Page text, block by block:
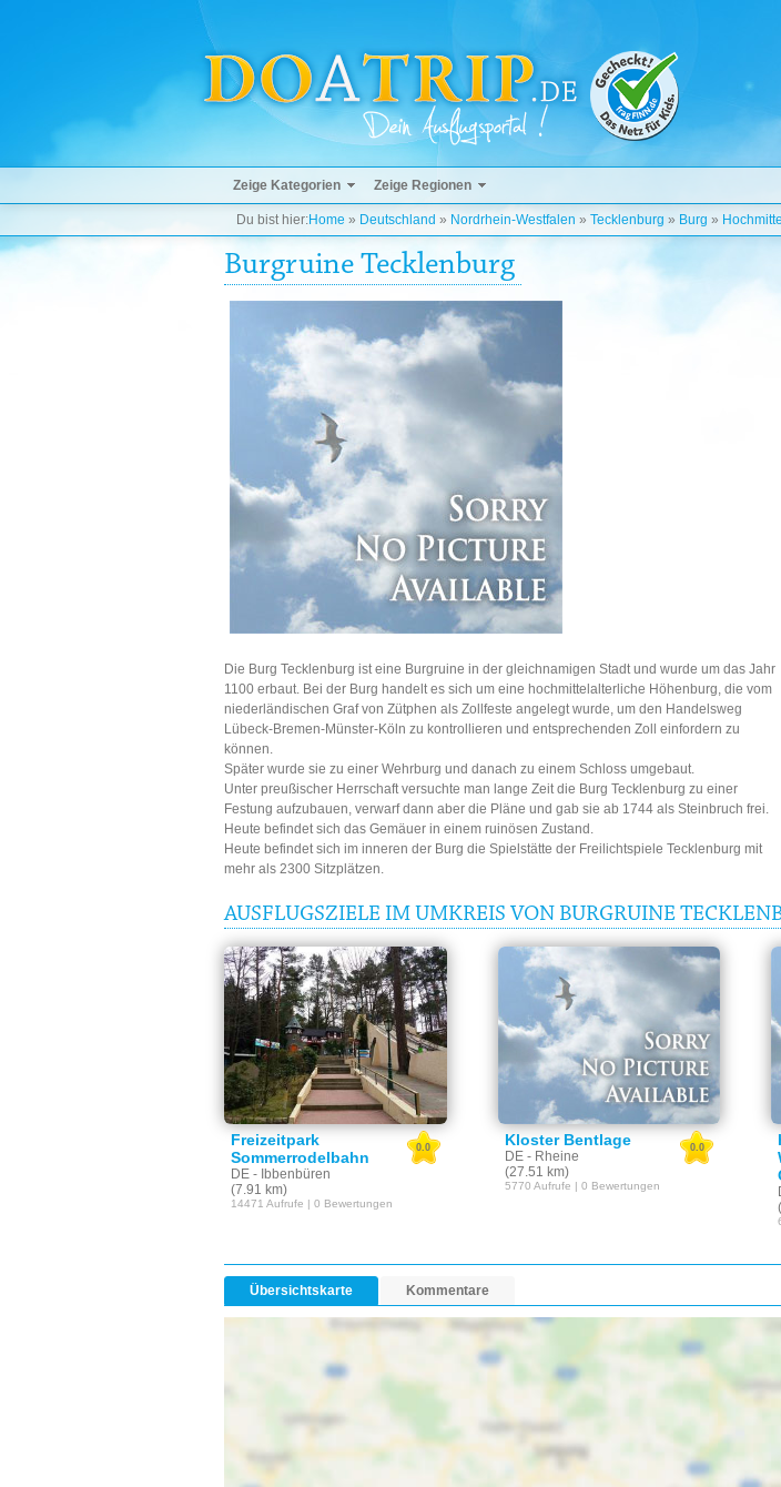
Zeige Kategorien Zeige Regionen
Du bist hier:Home » Deutschland » Nordrhein-Westfalen » Tecklenburg » Burg »
Burgruine Tecklenburg
Die Burg Tecklenburg ist eine Burgruine in der gleichnamigen Stadt und wurde um das Jahr
1100 erbaut. Bei der Burg handelt es sich um eine hochmittelalterliche Höhenburg, die vom
niederländischen Graf von Zütphen als Zollfeste angelegt wurde, um den Handelsweg
Lübeck-Bremen-Münster-Köln zu kontrollieren und entsprechenden Zoll einfordern zu
können.
Später wurde sie zu einer Wehrburg und danach zu einem Schloss umgebaut.
Unter preußischer Herrschaft versuchte man lange Zeit die Burg Tecklenburg zu einer
Festung aufzubauen, verwarf dann aber die Pläne und gab sie ab 1744 als Steinbruch frei.
Heute befindet sich das Gemäuer in einem ruinösen Zustand.
Heute befindet sich im inneren der Burg die Spielstätte der Freilichtspiele Tecklenburg mit
mehr als 2300 Sitzplätzen.
AUSFLUGSZIELE IM UMKREIS VON BURGRUINE
Freizeitpark
Sommerrodelbahn
DE - Ibbenbüren
(7.91 km)
0.0
14471 Aufrufe | 0 Bewertungen
Kloster Bentlage
DE - Rheine
(27.51 km)
0.0
5770 Aufrufe | 0 Bewertungen
Übersichtskarte Kommentare